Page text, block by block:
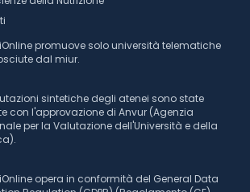
promuove solo università telematiche
dal miur.
sintetiche degli atenei sono state
con l'approvazione di Anvur (Agenzia
per la Valutazione dell'Università e della
opera in conformità del General Data